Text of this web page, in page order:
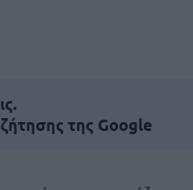
της Google